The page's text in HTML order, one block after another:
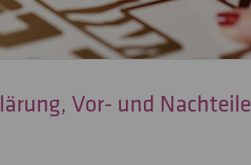
Vor- und Nachteile